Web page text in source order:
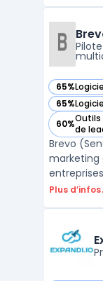
L’outil
65%
— voir
65%
— voir
60%Outils
de
— voir
Brevo
marketing
actions
à
Plus d’infos